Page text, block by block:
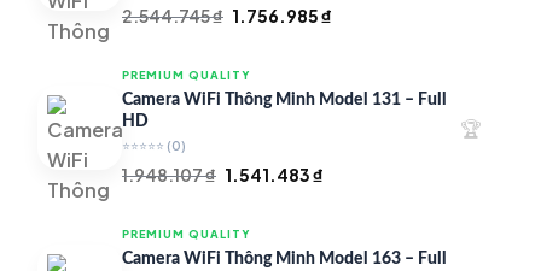
2.544.745₫ Giá
là:
2.544.745 ₫.
1.756.985₫
là:
PREMIUM QUALITY
Camera WiFi Thông Minh Model 131 – Full
HD
⭐⭐⭐⭐⭐ (0)
1.948.107₫ Giá
là:
1.948.107 ₫.
1.541.483₫
là:
🏆
PREMIUM QUALITY
Camera WiFi Thông Minh Model 163 – Full